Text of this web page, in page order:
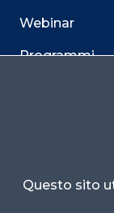
Webinar
Programmi
Questo sito